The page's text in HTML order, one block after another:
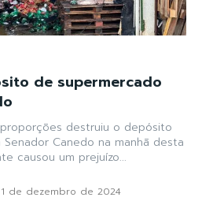
de supermercado
destruiu o depósito
Canedo na manhã desta
causou um prejuízo...
1 de dezembro de 2024